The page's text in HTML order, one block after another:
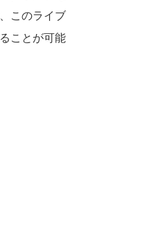
このライブ
ことが可能